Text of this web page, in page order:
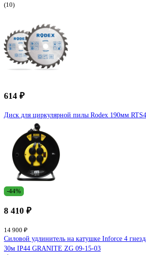
(10)
614 ₽
Диск для циркулярной пилы Rodex 190мм
-44%
8 410 ₽
14 900 ₽
Силовой удлинитель на катушке Inforce 4
30м IP44 GRANITE ZG 09-15-03